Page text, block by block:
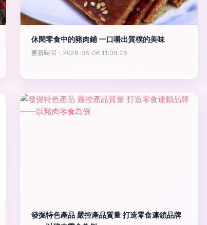
休閑零食中的豬肉鋪 一口嚼出質樸的美味
更新時間：2026-08-06 11:38:26
發掘特色產品 嚴控產品質量 打造零食連鎖品牌